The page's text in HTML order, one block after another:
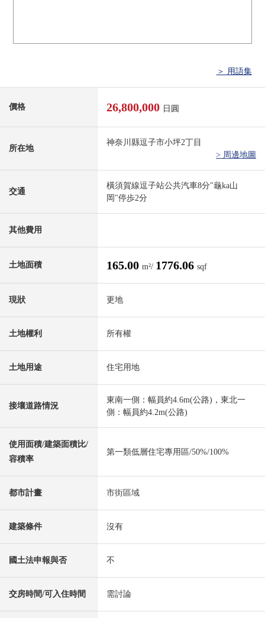
＞ 用語集
價格 26,800,000 日圓
所在地
神奈川縣逗子市小坪2丁目
> 周邊地圖
交通
橫須賀線逗子站公共汽車8分"龜ka山
岡"停歩2分
其他費用
土地面積 165.00 m²/ 1776.06 sqf
現狀 更地
土地權利 所有權
土地用途 住宅用地
接壤道路情況
東南一側：幅員約4.6m(公路)，東北一
側：幅員約4.2m(公路)
使用面積/建築面積比/
容積率
第一類低層住宅專用區/50%/100%
都市計畫 市街區域
建築條件 沒有
國土法申報與否 不
交房時間/可入住時間 需討論